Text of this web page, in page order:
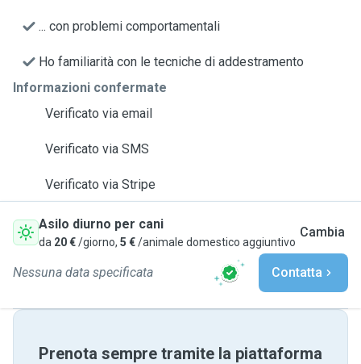
... con problemi comportamentali
Ho familiarità con le tecniche di addestramento
Informazioni confermate
Verificato via email
Verificato via SMS
Verificato via Stripe
Asilo diurno per cani
da 20 €/giorno, 5 €/animale domestico aggiuntivo
Cambia
Nessuna data specificata Contatta
Prenota sempre tramite la piattaforma